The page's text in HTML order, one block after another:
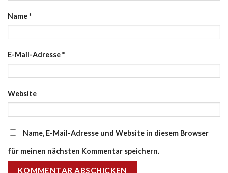
Name*
E-Mail-Adresse*
Website
Name, E-Mail-Adresse und Website in diesem Browser
für meinen nächsten Kommentar speichern.